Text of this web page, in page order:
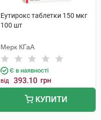
Еутирокс таблетки 150 мкг
100 шт
Мерк КГаА
Є в наявності
від 393.10 грн
КУПИТИ